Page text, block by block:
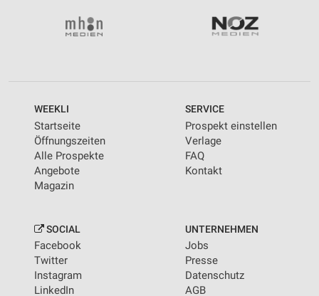
WEEKLI
Startseite
Öffnungszeiten
Alle Prospekte
Angebote
Magazin
SERVICE
Prospekt einstellen
Verlage
FAQ
Kontakt
SOCIAL
Facebook
Twitter
Instagram
LinkedIn
UNTERNEHMEN
Jobs
Presse
Datenschutz
AGB